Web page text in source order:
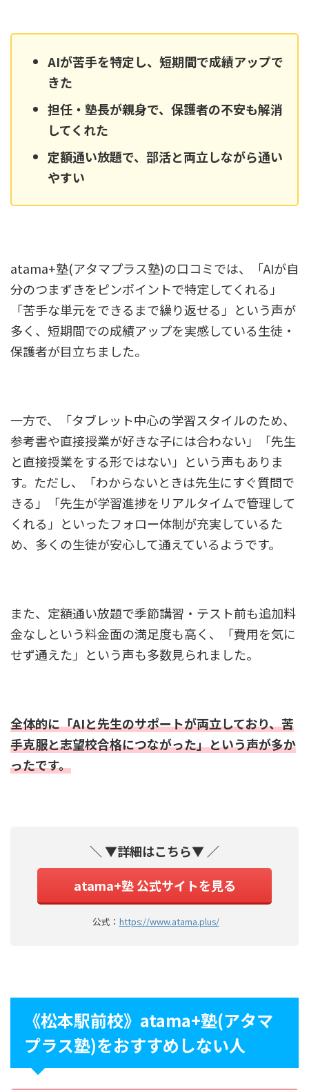
AIが苦手を特定し、短期間で成績アップで
きた
担任・塾長が親身で、保護者の不安も解消
してくれた
定額通い放題で、部活と両立しながら通い
やすい
atama+塾(アタマプラス塾)の口コミでは、「AIが自
分のつまずきをピンポイントで特定してくれる」
「苦手な単元をできるまで繰り返せる」という声が
多く、短期間での成績アップを実感している生徒・
保護者が目立ちました。
一方で、「タブレット中心の学習スタイルのため、
参考書や直接授業が好きな子には合わない」「先生
と直接授業をする形ではない」という声もありま
す。ただし、「わからないときは先生にすぐ質問で
きる」「先生が学習進捗をリアルタイムで管理して
くれる」といったフォロー体制が充実しているた
め、多くの生徒が安心して通えているようです。
また、定額通い放題で季節講習・テスト前も追加料
金なしという料金面の満足度も高く、「費用を気に
せず通えた」という声も多数見られました。
全体的に「AIと先生のサポートが両立しており、苦
手克服と志望校合格につながった」という声が多か
ったです。
＼ ▼詳細はこちら▼ ／
atama+塾 公式サイトを見る
公式： https://www.atama.plus/
《松本駅前校》atama+塾(アタマ
プラス塾)をおすすめしない人